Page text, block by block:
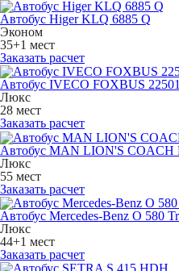
Автобус Higer KLQ 6885 Q
Эконом
35+1 мест
Заказать расчет
Автобус IVECO FOXBUS
Люкс
28 мест
Заказать расчет
Автобус MAN LION'S COACH
Люкс
55 мест
Заказать расчет
Автобус Mercedes-Benz O 580
Люкс
44+1 мест
Заказать расчет